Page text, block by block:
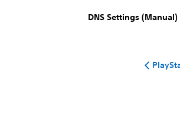
DNS Settings (Manual)‎